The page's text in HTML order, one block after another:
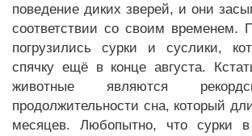
поведение диких зверей, и они
соответствии со своим временем.
погрузились сурки и суслики,
спячку ещё в конце августа.
животные являются
продолжительности сна, который
месяцев. Любопытно, что сурки в